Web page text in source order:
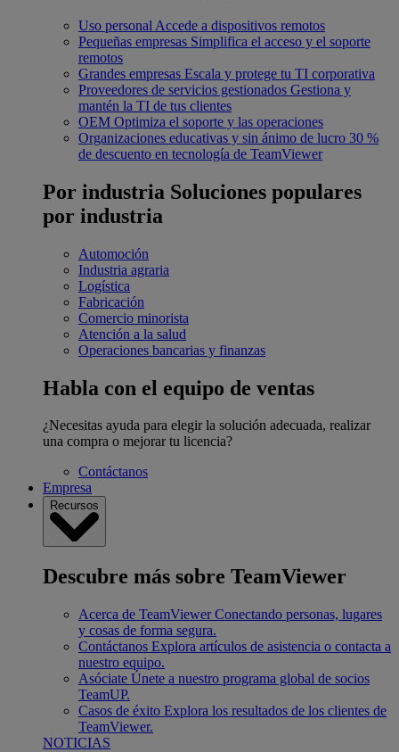
Uso personal Accede a dispositivos remotos
Pequeñas empresas Simplifica el acceso y el soporte
remotos
Grandes empresas Escala y protege tu TI corporativa
Proveedores de servicios gestionados Gestiona y
mantén la TI de tus clientes
OEM Optimiza el soporte y las operaciones
Organizaciones educativas y sin ánimo de lucro 30 %
de descuento en tecnología de TeamViewer
Por industria Soluciones populares
por industria
Automoción
Industria agraria
Logística
Fabricación
Comercio minorista
Atención a la salud
Operaciones bancarias y finanzas
Habla con el equipo de ventas
¿Necesitas ayuda para elegir la solución adecuada, realizar
una compra o mejorar tu licencia?
Contáctanos
Empresa
Recursos
Descubre más sobre TeamViewer
Acerca de TeamViewer Conectando personas, lugares
y cosas de forma segura.
Contáctanos Explora artículos de asistencia o contacta a
nuestro equipo.
Asóciate Únete a nuestro programa global de socios
TeamUP.
Casos de éxito Explora los resultados de los clientes de
TeamViewer.
NOTICIAS